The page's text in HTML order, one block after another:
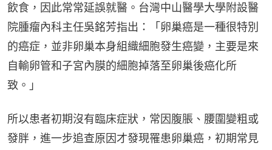
飲食，因此常常延誤就醫。台灣中山醫學大學附設醫
院腫瘤內科主任吳銘芳指出：「卵巢癌是一種很特別
的癌症，並非卵巢本身組織細胞發生癌變，主要是來
自輸卵管和子宮內膜的細胞掉落至卵巢後癌化所
致。」
所以患者初期沒有臨床症狀，常因腹脹、腰圍變粗或
發胖，進一步追查原因才發現罹患卵巢癌，初期常見